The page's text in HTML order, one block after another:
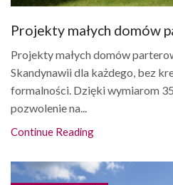
Projekty małych domów
Projekty małych domów
Skandynawii dla każdego, bez
formalności. Dzięki wymiarom
pozwolenie na...
Continue Reading